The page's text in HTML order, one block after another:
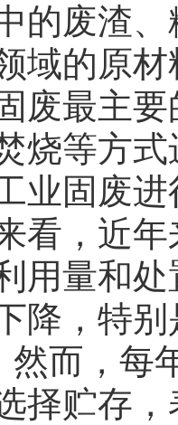
的废渣
域的原
废最主
烧等方
业固废
看，近
用量和
降，特
然而，每
择贮存